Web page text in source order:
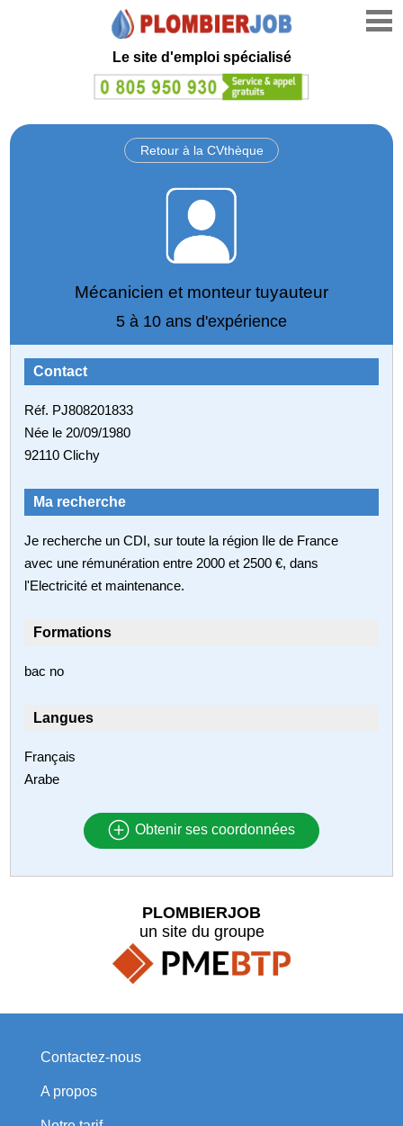
Le site d'emploi spécialisé
Retour à la CVthèque
Mécanicien et monteur tuyauteur
5 à 10 ans d'expérience
Contact
Réf. PJ808201833
Née le 20/09/1980
92110 Clichy
Ma recherche
Je recherche un CDI, sur toute la région Ile de France
avec une rémunération entre 2000 et 2500 €, dans
l'Electricité et maintenance.
Formations
bac no
Langues
Français
Arabe
Obtenir ses coordonnées
PLOMBIERJOB
un site du groupe
Contactez-nous
A propos